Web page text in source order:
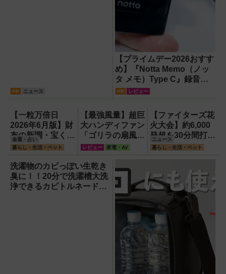
PR ニュース
【プライムデー2026おすす
め】『Notta Memo（ノッ
タ メモ）Type C』録音か
らAI自動文字起こし・翻
スレコーダー！【議事録作
成】
PR レビュー
【一粒万倍日
2026年6月版】財
布の新調・宝くじ
購入に最適な開運
日は？
金運・占い
暮らし・生活・ペット
【最強風量】超巨
大ハンディファン
「ゴリラの扇風
機」レビュー！直
径16.5cmの巨大
ファンで想像以上
の涼しさを体感
レビュー 家電・AV
【ファイターズ花
火大会】約6,000
発超を30分間打ち
上げ！【8月8日】
ニュース
暮らし・生活・ペット
洗濯物のカビっぽい生乾き
臭に！！20分で洗濯槽大洗
浄できるカビトルネード